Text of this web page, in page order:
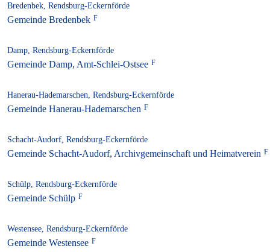
Bredenbek, Rendsburg-Eckernförde
Gemeinde Bredenbek
Damp, Rendsburg-Eckernförde
Gemeinde Damp, Amt-Schlei-Ostsee
Hanerau-Hademarschen, Rendsburg-Eckernförde
Gemeinde Hanerau-Hademarschen
Schacht-Audorf, Rendsburg-Eckernförde
Gemeinde Schacht-Audorf, Archivgemeinschaft und Heimatverein
Schülp, Rendsburg-Eckernförde
Gemeinde Schülp
Westensee, Rendsburg-Eckernförde
Gemeinde Westensee